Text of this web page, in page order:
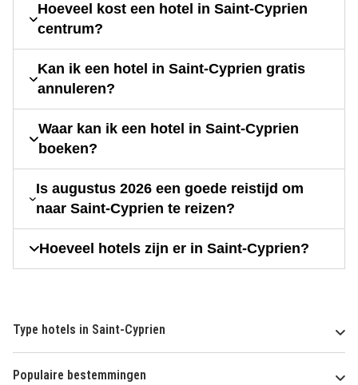
Hoeveel kost een hotel in Saint-Cyprien
centrum?
Kan ik een hotel in Saint-Cyprien gratis
annuleren?
Waar kan ik een hotel in Saint-Cyprien
boeken?
Is augustus 2026 een goede reistijd om
naar Saint-Cyprien te reizen?
Hoeveel hotels zijn er in Saint-Cyprien?
Type hotels in Saint-Cyprien
Populaire bestemmingen